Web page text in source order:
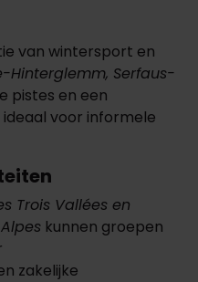
van wintersport en
Hinterglemm, Serfaus-
pistes en een
voor informele
Trois Vallées en
kunnen groepen
zakelijke